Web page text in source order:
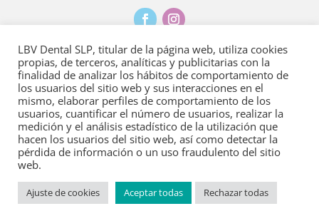
Aviso Legal·Política de Privacidad·Política de
cookies
Copyright 2022©Clínica Dental Isdent. Todos los derechos
reservados.
LBV Dental SLP, titular de la página web, utiliza cookies
propias, de terceros, analíticas y publicitarias con la
finalidad de analizar los hábitos de comportamiento de
los usuarios del sitio web y sus interacciones en el
mismo, elaborar perfiles de comportamiento de los
usuarios, cuantificar el número de usuarios, realizar la
medición y el análisis estadístico de la utilización que
hacen los usuarios del sitio web, así como detectar la
pérdida de información o un uso fraudulento del sitio
web.
Ajuste de cookies Aceptar todas Rechazar todas